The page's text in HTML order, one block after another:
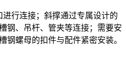
行连接；斜撑通过专属设计的
钢、吊杆、管夹等连接；需要安
钢螺母的扣件与配件紧密安装。